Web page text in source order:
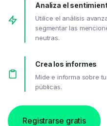
Analiza el
Utilice el análisis
segmentar las
neutras.
Crea los informes
Mide e informa sobre
públicas.
Registrarse gratis